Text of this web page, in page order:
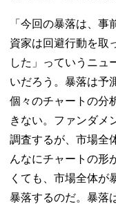
「今回の暴落は、
資家は回避行動を取
した」っていうニュ
いだろう。暴落は予
個々のチャートの分
きない。ファンダメ
調査するが、市場全
んなにチャートの形
くても、市場全体が
暴落するのだ。暴落